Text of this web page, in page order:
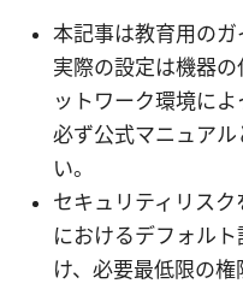
本記事は教育用のガ
実際の設定は機器の
ットワーク環境によ
必ず公式マニュア
い。
セキュリティリス
におけるデフォル
け、必要最低限の権